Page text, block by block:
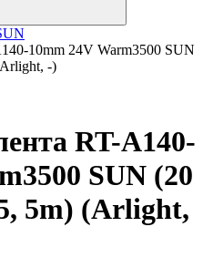
10mm 24V Warm3500 SUN
-)
RT-A140-
SUN (20
5m) (Arlight,